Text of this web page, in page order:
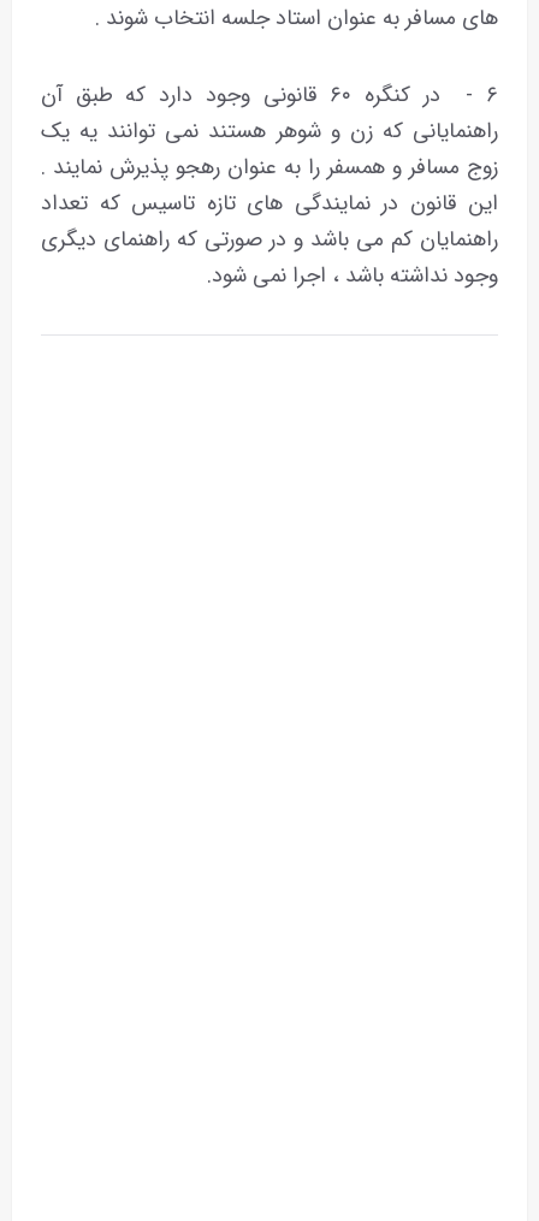
های مسافر به عنوان استاد جلسه انتخاب شوند .
۶ - در کنگره ۶۰ قانونی وجود دارد که طبق آن
راهنمایانی که زن و شوهر هستند نمی توانند یه یک
زوج مسافر و همسفر را به عنوان رهجو پذیرش نمایند .
این قانون در نمایندگی های تازه تاسیس که تعداد
راهنمایان کم می باشد و در صورتی که راهنمای دیگری
وجود نداشته باشد ، اجرا نمی شود.